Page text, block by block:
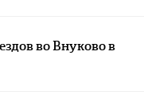
во Внуково в